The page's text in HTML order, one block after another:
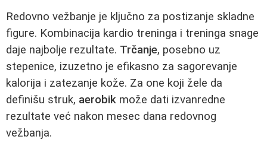
Redovno vežbanje je ključno za postizanje skladne
figure. Kombinacija kardio treninga i treninga snage
daje najbolje rezultate. Trčanje, posebno uz
stepenice, izuzetno je efikasno za sagorevanje
kalorija i zatezanje kože. Za one koji žele da
definišu struk, aerobik može dati izvanredne
rezultate već nakon mesec dana redovnog
vežbanja.